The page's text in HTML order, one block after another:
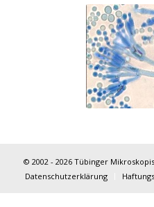
© 2002 - 2026 Tübinger
Datenschutzerklärung